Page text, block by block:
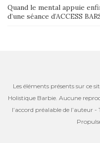
Quand le mental appuie
d’une séance d’ACCESS
Les éléments présents sur ce
Holistique Barbie. Aucune
l’accord préalable de l’auteur